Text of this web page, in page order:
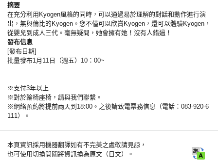
摘要
在充分利用Kyogen風格的同時，可以通過易於理解的對話和動作進行演
出，無與倫比的Kyogen。您不僅可以欣賞Kyogen，還可以體驗Kyogen，
從嬰兒到成人三代。毫無疑問，她會擁有她！沒有人錯過！
發布信息
[發布日期]
批量發布1月11日（週五）10：00~
※支付3年以上
※對於輪椅座椅，請與我們聯繫。
※網絡預約將提前兩天到18:00。之後請致電票務信息（電話：083-920-6
111）。
本頁資訊採用機器翻譯如有不完美之處敬請見諒，
也可使用切換開關將資訊換為原文（日文）。